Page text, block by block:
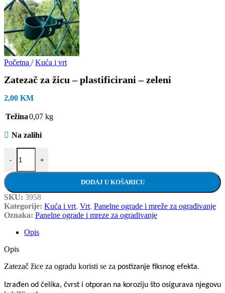
Početna / Kuća i vrt
Zatezač za žicu – plastificirani – zeleni
2,00 KM
Težina0,07 kg
Na zalihi
-
Zatezač za žicu - plastificirani - zeleni količina
+
DODAJ U KOŠARICU
SKU: 3958
Kategorije: Kuća i vrt, Vrt, Panelne ograde i mreže za ograđivanje
Oznaka: Panelne ograde i mreze za ogradivanje
Opis
Opis
Zatezač žice za ogradu koristi se za postizanje fiksnog efekta.
Izrađen od čelika, čvrst i otporan na koroziju što osigurava njegovu